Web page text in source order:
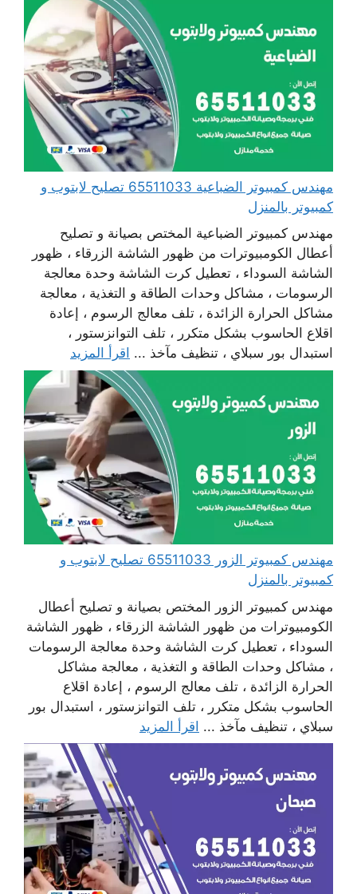
مهندس كمبيوتر الضباعية 65511033 تصليح لابتوب و
كمبيوتر بالمنزل
مهندس كمبيوتر الضباعية المختص بصيانة و تصليح
أعطال الكومبيوترات من ظهور الشاشة الزرقاء ، ظهور
الشاشة السوداء ، تعطيل كرت الشاشة وحدة معالجة
الرسومات ، مشاكل وحدات الطاقة و التغذية ، معالجة
مشاكل الحرارة الزائدة ، تلف معالج الرسوم ، إعادة
اقلاع الحاسوب بشكل متكرر ، تلف التوانزستور ،
استبدال بور سبلاي ، تنظيف مآخذ ... اقرأ المزيد
مهندس كمبيوتر الزور 65511033 تصليح لابتوب و
كمبيوتر بالمنزل
مهندس كمبيوتر الزور المختص بصيانة و تصليح أعطال
الكومبيوترات من ظهور الشاشة الزرقاء ، ظهور الشاشة
السوداء ، تعطيل كرت الشاشة وحدة معالجة الرسومات
، مشاكل وحدات الطاقة و التغذية ، معالجة مشاكل
الحرارة الزائدة ، تلف معالج الرسوم ، إعادة اقلاع
الحاسوب بشكل متكرر ، تلف التوانزستور ، استبدال بور
سبلاي ، تنظيف مآخذ ... اقرأ المزيد